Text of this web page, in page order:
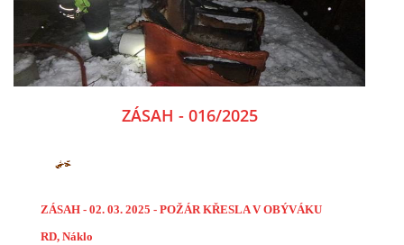
ZÁSAH - 016/2025
ZÁSAH - 02. 03. 2025 - POŽÁR KŘESLA V OBÝVÁKU
RD, Náklo